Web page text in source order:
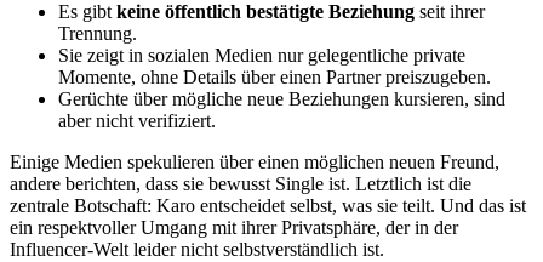
Es gibtkeine öffentlich bestätigte Beziehung seit ihrer
Trennung.
Sie zeigt in sozialen Medien nur gelegentliche private
Momente, ohne Details über einen Partner preiszugeben.
Gerüchte über mögliche neue Beziehungen kursieren, sind
aber nicht verifiziert.
Einige Medien spekulieren über einen möglichen neuen Freund,
andere berichten, dass sie bewusst Single ist. Letztlich ist die
zentrale Botschaft: Karo entscheidet selbst, was sie teilt. Und das ist
ein respektvoller Umgang mit ihrer Privatsphäre, der in der
Influencer-Welt leider nicht selbstverständlich ist.